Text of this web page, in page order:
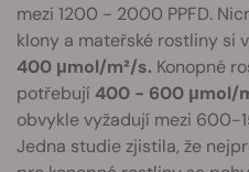
mezi 1200 - 2000 PPFD.
klony a mateřské rostliny si
400 μmol/m²/s. Konopné
potřebují 400 - 600 μmol/
obvykle vyžadují mezi 600-
Jedna studie zjistila, že